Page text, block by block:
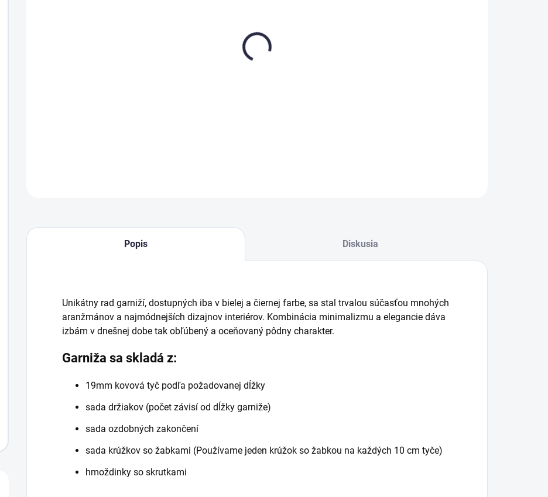
Popis Diskusia
Unikátny rad garniží, dostupných iba v bielej a čiernej farbe, sa stal trvalou súčasťou mnohých
aranžmánov a najmódnejších dizajnov interiérov. Kombinácia minimalizmu a elegancie dáva
izbám v dnešnej dobe tak obľúbený a oceňovaný pôdny charakter.
Garniža sa skladá z:
19mm kovová tyč podľa požadovanej dĺžky
sada držiakov (počet závisí od dĺžky garniže)
sada ozdobných zakončení
sada krúžkov so žabkami (Používame jeden krúžok so žabkou na každých 10 cm tyče)
hmoždinky so skrutkami